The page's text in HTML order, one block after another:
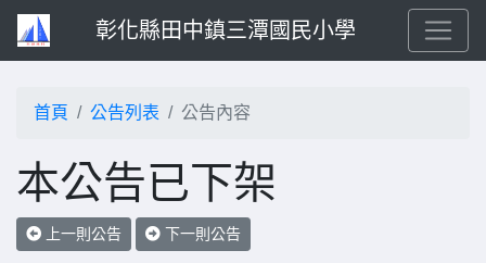
彰化縣田中鎮三潭國民小學
首頁 公告列表 公告內容
本公告已下架
上一則公告 下一則公告